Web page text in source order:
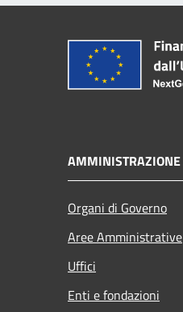
AMMINISTRAZIONE
Organi di Governo
Aree Amministrative
Uffici
Enti e fondazioni